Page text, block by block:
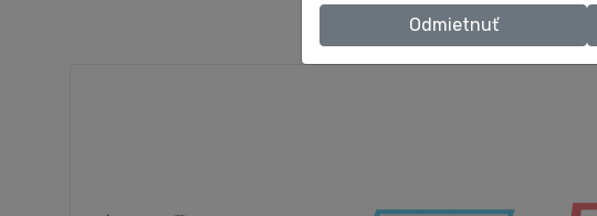
Odmietnuť